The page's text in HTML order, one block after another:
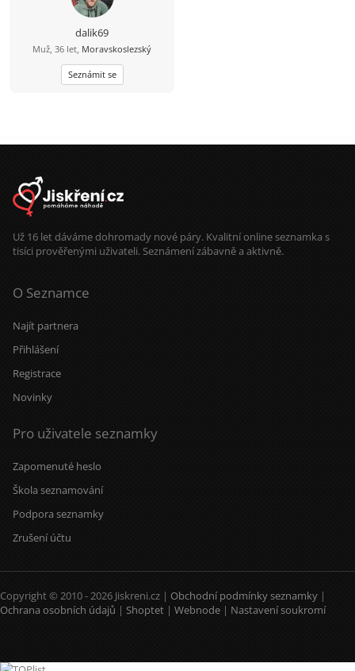
dalik69
Muž, 36 let, Moravskoslezský
Seznámit se
Už 16 let dáváme dohromady nové páry. Kvalitní online seznamka s
tisíci prověřenými uživateli. Seznámení zábavně a aktivně.
O Seznamce
Najít partnera
Přihlášení
Registrace
Novinky
Pro uživatele seznamky
Zapomenuté heslo
Škola seznamování
Podpora seznamky
Zrušení účtu
Copyright © 2010 - 2026 Jiskreni.cz | Obchodní podmínky seznamky |
Ochrana osobních údajů | Shoptet | Webnode | Nastavení soukromí